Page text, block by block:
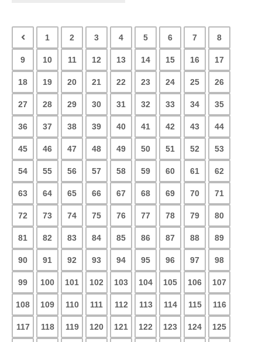
1 2 3 4 5 6 7 8
9 10 11 12 13 14 15 16 17
18 19 20 21 22 23 24 25 26
27 28 29 30 31 32 33 34 35
36 37 38 39 40 41 42 43 44
45 46 47 48 49 50 51 52 53
54 55 56 57 58 59 60 61 62
63 64 65 66 67 68 69 70 71
72 73 74 75 76 77 78 79 80
81 82 83 84 85 86 87 88 89
90 91 92 93 94 95 96 97 98
99 100 101 102 103 104 105 106 107
108 109 110 111 112 113 114 115 116
117 118 119 120 121 122 123 124 125